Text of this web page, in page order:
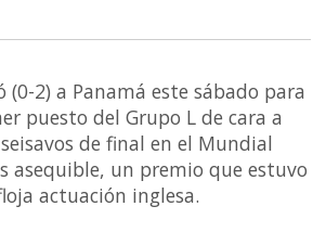
(0-2) a Panamá este sábado para
puesto del Grupo L de cara a
de final en el Mundial
asequible, un premio que estuvo
actuación inglesa.